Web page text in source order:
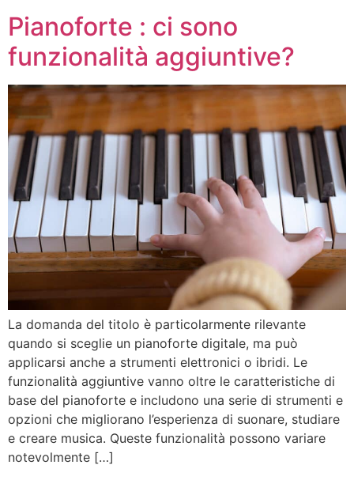
Pianoforte : ci sono
funzionalità aggiuntive?
La domanda del titolo è particolarmente rilevante
quando si sceglie un pianoforte digitale, ma può
applicarsi anche a strumenti elettronici o ibridi. Le
funzionalità aggiuntive vanno oltre le caratteristiche di
base del pianoforte e includono una serie di strumenti e
opzioni che migliorano l’esperienza di suonare, studiare
e creare musica. Queste funzionalità possono variare
notevolmente […]